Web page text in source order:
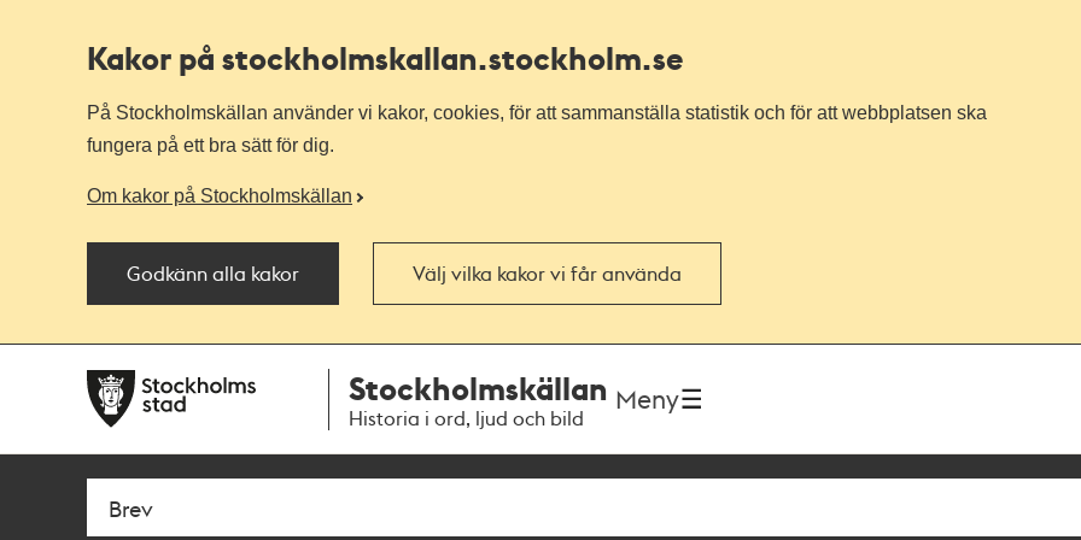
Kakor på stockholmskallan.stockholm.se
På Stockholmskällan använder vi kakor, cookies, för att sammanställa statistik och för att webbplatsen ska
fungera på ett bra sätt för dig.
Om kakor på Stockholmskällan
Godkänn alla kakor Välj vilka kakor vi får använda
navigationen
huvudinnehållet
Stockholmskällan
Historia i ord, ljud och bild
Meny
Sök